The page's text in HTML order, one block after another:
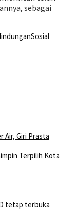
sebagai
Air, Giri Prasta
Terpilih Kota